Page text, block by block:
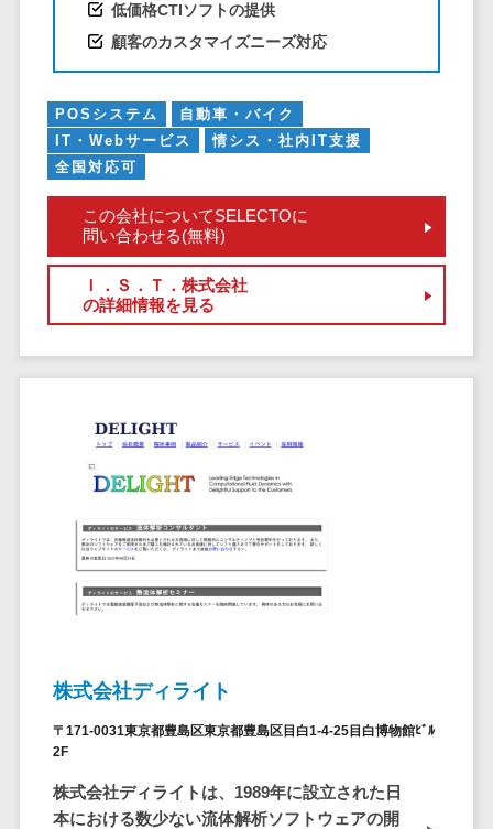
歯科予約システム>
医薬品在庫管理システム>
電子薬歴システム>
不動産管理サービス>
不動産業務支援サービス>
不動産ホームページ制作>
用地管理システム>
業界・業種特化型
図面検索システム>
施工管理アプリ>
HACCP管理アプリ>
ツール
ー監視自動化
クラウドバッ
仮想化
IoT空調制御
IoTプラットフ
ル
イス管理
サーバー・ネ
ットワーク監視
テム
システム連携
ツール
クラウド接続
サービス
低価格CTIソフトの提供
顧客のカスタマイズニーズ対応
POSシステム
自動車・バイク
IT・Webサービス
情シス・社内IT支援
全国対応可
この会社についてSELECTOに
問い合わせる(無料)
Ｉ．Ｓ．Ｔ．株式会社
の詳細情報を見る
株式会社ディライト
〒171-0031東京都豊島区東京都豊島区目白1-4-25目白博物館ﾋﾞﾙ
2F
株式会社ディライトは、1989年に設立された日
本における数少ない流体解析ソフトウェアの開